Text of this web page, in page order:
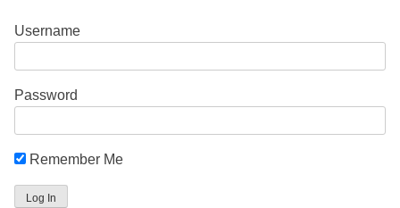
Username
Password
Remember Me